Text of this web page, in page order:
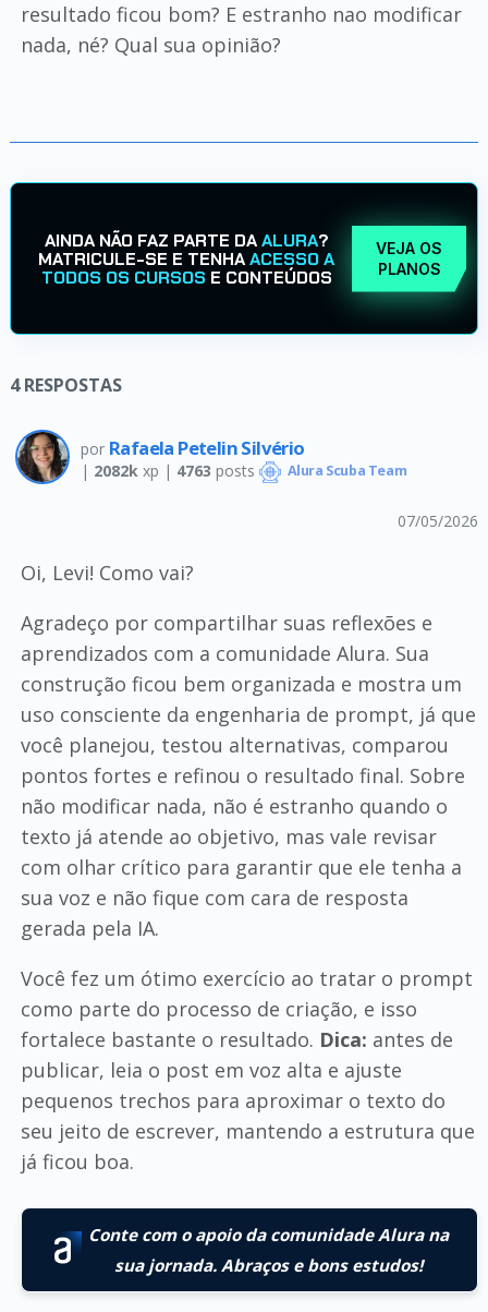
resultado ficou bom? E estranho nao modificar
nada, né? Qual sua opinião?
AINDA NÃO FAZ PARTE DAALURA?
MATRICULE-SE E TENHAACESSO A
TODOS OS CURSOS E CONTEÚDOS
VEJA OS
PLANOS
4RESPOSTAS
por Rafaela Petelin Silvério
| 2082k xp | 4763 posts Alura Scuba Team
07/05/2026
Oi, Levi! Como vai?
Agradeço por compartilhar suas reflexões e
aprendizados com a comunidade Alura. Sua
construção ficou bem organizada e mostra um
uso consciente da engenharia de prompt, já que
você planejou, testou alternativas, comparou
pontos fortes e refinou o resultado final. Sobre
não modificar nada, não é estranho quando o
texto já atende ao objetivo, mas vale revisar
com olhar crítico para garantir que ele tenha a
sua voz e não fique com cara de resposta
gerada pela IA.
Você fez um ótimo exercício ao tratar o prompt
como parte do processo de criação, e isso
fortalece bastante o resultado. Dica: antes de
publicar, leia o post em voz alta e ajuste
pequenos trechos para aproximar o texto do
seu jeito de escrever, mantendo a estrutura que
já ficou boa.
Conte com o apoio da comunidade Alura na
sua jornada. Abraços e bons estudos!